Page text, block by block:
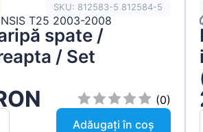
SKU: 812583-5 812584-5
T25 2003-2008
spate /
/ Set
(0)
Adăugați în coș